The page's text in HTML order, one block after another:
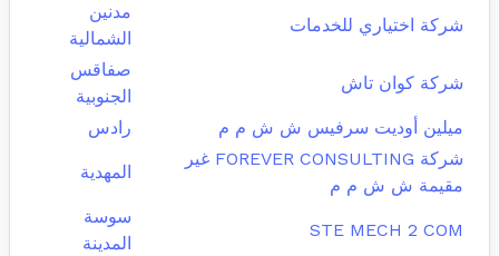
شركة اختياري للخدمات
مدنين
الشمالية
شركة كوان تاش
صفاقس
الجنوبية
ميلين أوديت سرفيس ش ش م م
رادس
شركة FOREVER CONSULTING غير
مقيمة ش ش م م
المهدية
STE MECH 2 COM
سوسة
المدينة